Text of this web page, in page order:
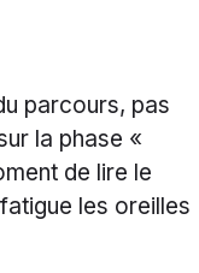
parcours, pas
la phase «
de lire le
les oreilles